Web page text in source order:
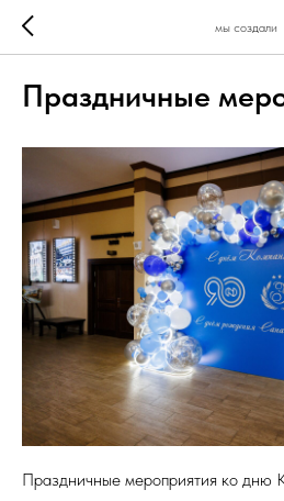
мы создали
Праздничные
Праздничные мероприятия ко дню